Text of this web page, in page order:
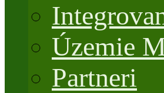
Územie
Partneri